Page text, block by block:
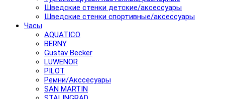
Шведские стенки детские/аксессуары
Шведские стенки спортивные/аксессуары
Часы
AQUATICO
BERNY
Gustav Becker
LUWENOR
PILOT
Pемни/Акссесуары
SAN MARTIN